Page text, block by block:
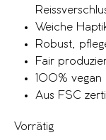
Weiche
Robust,
Fair
100% vegan
Aus FSC
Vorrätig